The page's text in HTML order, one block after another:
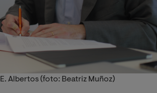
Albertos (foto: Beatriz Muñoz)